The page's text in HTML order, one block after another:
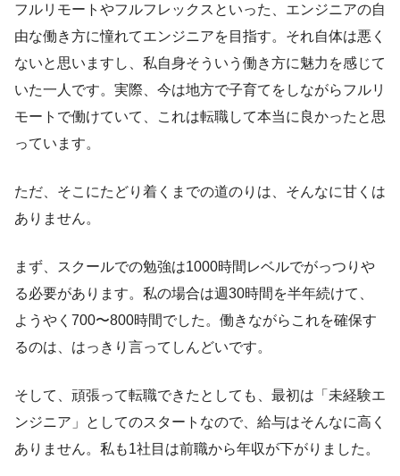
フルリモートやフルフレックスといった、エンジニアの自
由な働き方に憧れてエンジニアを目指す。それ自体は悪く
ないと思いますし、私自身そういう働き方に魅力を感じて
いた一人です。実際、今は地方で子育てをしながらフルリ
モートで働けていて、これは転職して本当に良かったと思
っています。
ただ、そこにたどり着くまでの道のりは、そんなに甘くは
ありません。
まず、スクールでの勉強は1000時間レベルでがっつりや
る必要があります。私の場合は週30時間を半年続けて、
ようやく700〜800時間でした。働きながらこれを確保す
るのは、はっきり言ってしんどいです。
そして、頑張って転職できたとしても、最初は「未経験エ
ンジニア」としてのスタートなので、給与はそんなに高く
ありません。私も1社目は前職から年収が下がりました。